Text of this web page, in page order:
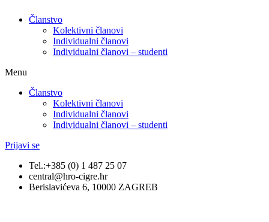
Članstvo
Kolektivni članovi
Individualni članovi
Individualni članovi – studenti
Menu
Članstvo
Kolektivni članovi
Individualni članovi
Individualni članovi – studenti
Prijavi se
Tel.:+385 (0) 1 487 25 07
central@hro-cigre.hr
Berislavićeva 6, 10000 ZAGREB